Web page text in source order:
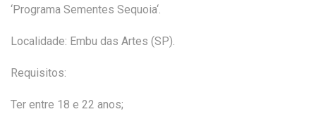
‘Programa Sementes Sequoia‘.
Localidade: Embu das Artes (SP).
Requisitos:
Ter entre 18 e 22 anos;